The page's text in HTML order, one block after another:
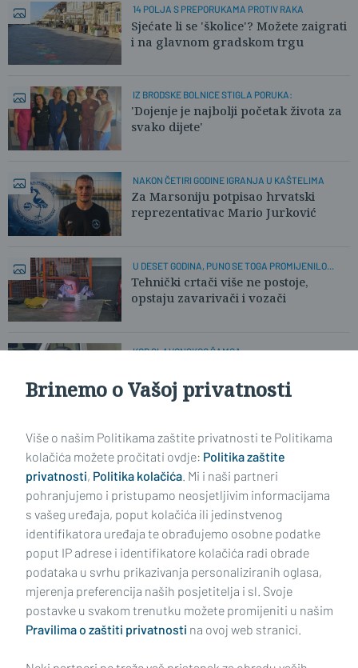
14 POLJA S PREPORUKAMA PROTIV RAKA
Sjećate li se 'školice'? Možete zaigrati
i na glavnom gradskom trgu
IZ BRODSKE BOLNICE STIGLA PORUKA:
'Dojenje je najbolji početak života za
svako dijete'
NAKON ČETIRI GODINE IGRANJA U KAŠTELIMA
Za Marsoniju potpisao hrvatski
reprezentativac Mario Jurković
U DESET GODINA, PUNO SE TOGA PROMIJENILO...
Tehnički crtači više ne postoje,
opstaju zavarivači i vozači
KOD SLAVONSKOG ŠAMCA
zatvor
VAŽNA OBAVIJEST ZA ŽITELJE OPĆINE KLAKAR
Mobilna ambulanta uskoro počinje s
radom
Impressum Uvjeti korištenja Politika privatnosti
Politika kolačića Kontakt Pritužbe Suradnici
Brinemo o Vašoj privatnosti
Više o našim Politikama zaštite privatnosti te Politikama
kolačića možete pročitati ovdje: Politika zaštite
privatnosti, Politika kolačića. Mi i naši partneri
pohranjujemo i pristupamo neosjetljivim informacijama
s vašeg uređaja, poput kolačića ili jedinstvenog
identifikatora uređaja te obrađujemo osobne podatke
poput IP adrese i identifikatore kolačića radi obrade
podataka u svrhu prikazivanja personaliziranih oglasa,
mjerenja preferencija naših posjetitelja i sl. Svoje
postavke u svakom trenutku možete promijeniti u našim
Pravilima o zaštiti privatnosti na ovoj web stranici.